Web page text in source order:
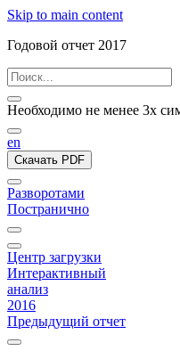
Skip to main content
Годовой отчет 2017
Необходимо не менее 3х
en
Скачать PDF
Разворотами
Постранично
Центр загрузки
Интерактивный
анализ
2016
Предыдущий отчет